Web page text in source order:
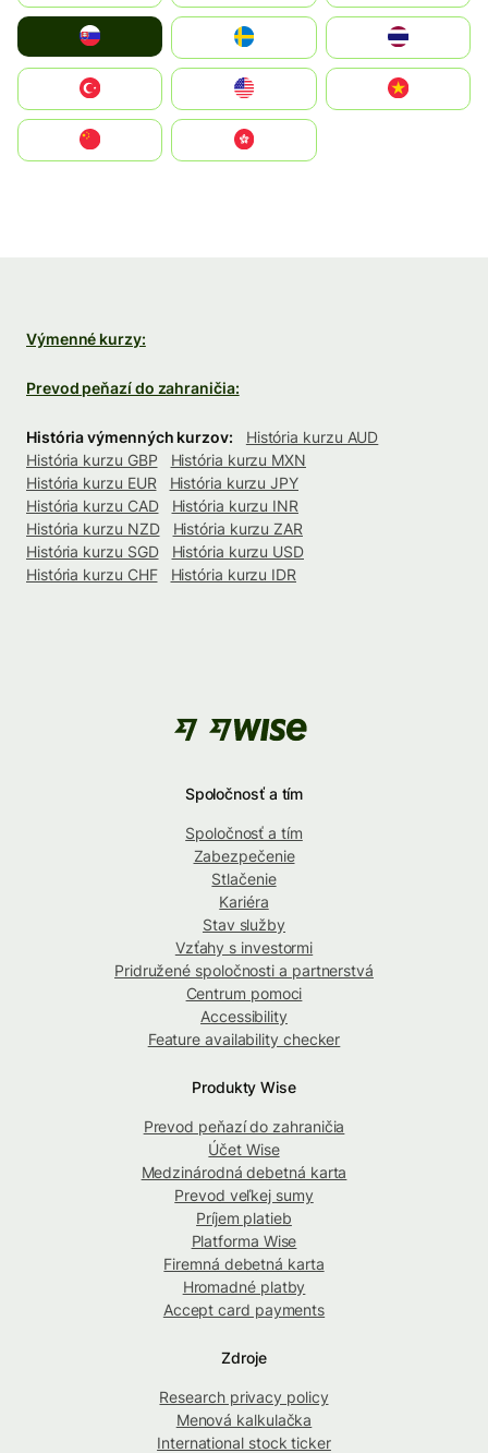
United States
中國香港特別行政區
Výmenné kurzy:
Prevod peňazí do zahraničia:
História výmenných kurzov:
História kurzu AUD
História kurzu GBP
História kurzu MXN
História kurzu EUR
História kurzu JPY
História kurzu CAD
História kurzu INR
História kurzu NZD
História kurzu ZAR
História kurzu SGD
História kurzu USD
História kurzu CHF
História kurzu IDR
Spoločnosť a tím
Spoločnosť a tím
Zabezpečenie
Stlačenie
Kariéra
Stav služby
Vzťahy s investormi
Pridružené spoločnosti a partnerstvá
Centrum pomoci
Accessibility
Feature availability checker
Produkty Wise
Prevod peňazí do zahraničia
Účet Wise
Medzinárodná debetná karta
Prevod veľkej sumy
Príjem platieb
Platforma Wise
Firemná debetná karta
Hromadné platby
Accept card payments
Zdroje
Research privacy policy
Menová kalkulačka
International stock ticker